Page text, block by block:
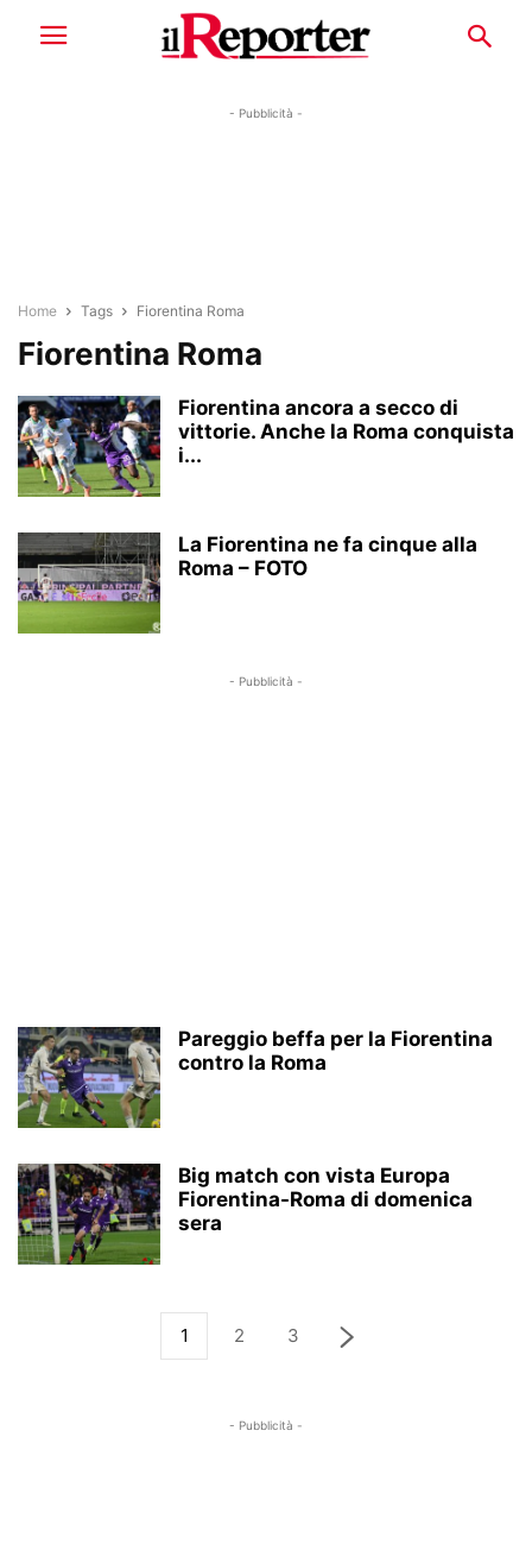
- Pubblicità -
Home Tags Fiorentina Roma
Fiorentina Roma
Fiorentina ancora a secco di
vittorie. Anche la Roma conquista
i...
La Fiorentina ne fa cinque alla
Roma – FOTO
- Pubblicità -
Pareggio beffa per la Fiorentina
contro la Roma
Big match con vista Europa
Fiorentina-Roma di domenica
sera
1 2 3
- Pubblicità -